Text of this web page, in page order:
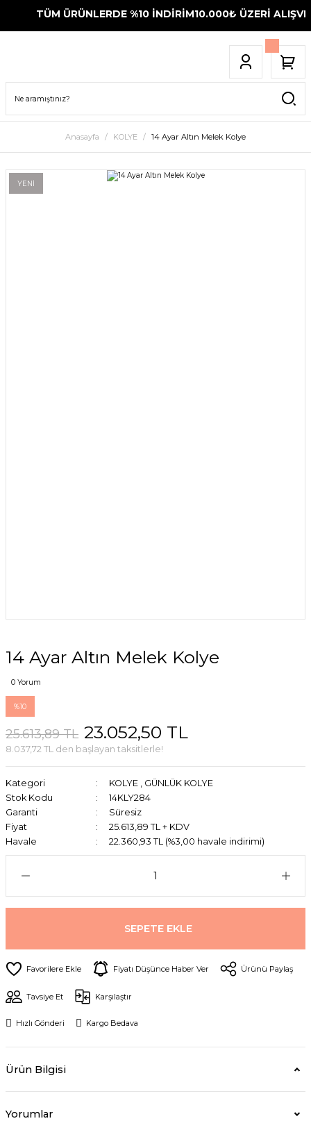
TÜM ÜRÜNLERDE %10 İNDİRİM10.000₺ ÜZERİ
Anasayfa KOLYE 14 Ayar Altın Melek Kolye
YENİ
14 Ayar Altın Melek Kolye
0 Yorum
%10
25.613,89 TL 23.052,50 TL
8.037,72 TL den başlayan taksitlerle!
Kategori KOLYE , GÜNLÜK KOLYE
Stok Kodu
14KLY284
Garanti
Süresiz
Fiyat
25.613,89 TL + KDV
Havale
22.360,93 TL (%3,00 havale indirimi)
SEPETE EKLE
Fiyatı Düşünce Haber Ver Ürünü Paylaş
Tavsiye Et Karşılaştır
Hızlı Gönderi Kargo Bedava
Ürün Bilgisi
Yorumlar